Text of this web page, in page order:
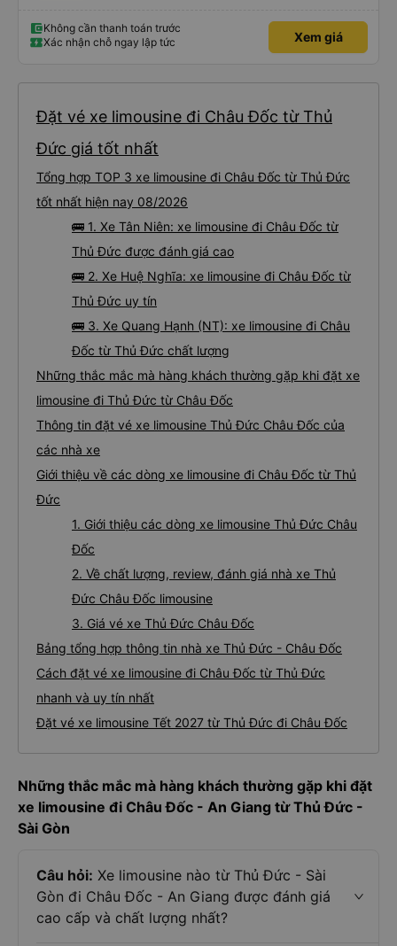
điểm dừng, họ đánh thức chúng tôi dậy và đảm bảo chúng tôi đã sẵn sàng.
Nhìn chung, đó là một trải nghiệm tốt. Mỗi giường đều có gối và chăn, và đủ
chỗ cho 1 người lớn và 1 trẻ em nằm thoải mái.
Không cần thanh toán trước
Xác nhận chỗ ngay lập tức
Xem giá
Đặt vé xe limousine đi Châu Đốc từ Thủ
Đức giá tốt nhất
Tổng hợp TOP 3 xe limousine đi Châu Đốc từ Thủ Đức
tốt nhất hiện nay 08/2026
🚌 1. Xe Tân Niên: xe limousine đi Châu Đốc từ
Thủ Đức được đánh giá cao
🚌 2. Xe Huệ Nghĩa: xe limousine đi Châu Đốc từ
Thủ Đức uy tín
🚌 3. Xe Quang Hạnh (NT): xe limousine đi Châu
Đốc từ Thủ Đức chất lượng
Những thắc mắc mà hàng khách thường gặp khi đặt xe
limousine đi Thủ Đức từ Châu Đốc
Thông tin đặt vé xe limousine Thủ Đức Châu Đốc của
các nhà xe
Giới thiệu về các dòng xe limousine đi Châu Đốc từ Thủ
Đức
1. Giới thiệu các dòng xe limousine Thủ Đức Châu
Đốc
2. Về chất lượng, review, đánh giá nhà xe Thủ
Đức Châu Đốc limousine
3. Giá vé xe Thủ Đức Châu Đốc
Bảng tổng hợp thông tin nhà xe Thủ Đức - Châu Đốc
Cách đặt vé xe limousine đi Châu Đốc từ Thủ Đức
nhanh và uy tín nhất
Đặt vé xe limousine Tết 2027 từ Thủ Đức đi Châu Đốc
Những thắc mắc mà hàng khách thường gặp khi đặt
xe limousine đi Châu Đốc - An Giang từ Thủ Đức -
Sài Gòn
Câu hỏi: Xe limousine nào từ Thủ Đức - Sài
Gòn đi Châu Đốc - An Giang được đánh giá
cao cấp và chất lượng nhất?